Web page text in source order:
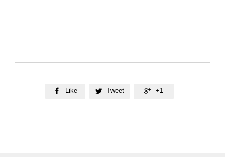
 Like  Tweet  +1